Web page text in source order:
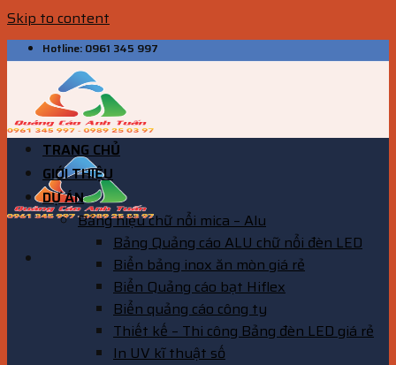
Skip to content
Hotline: 0961 345 997
TRANG CHỦ
GIỚI THIỆU
DỰ ÁN
Bảng hiệu chữ nổi mica – Alu
Bảng Quảng cáo ALU chữ nổi đèn LED
Biển bảng inox ăn mòn giá rẻ
Biển Quảng cáo bạt Hiflex
Biển quảng cáo công ty
Thiết kế – Thi công Bảng đèn LED giá rẻ
In UV kĩ thuật số